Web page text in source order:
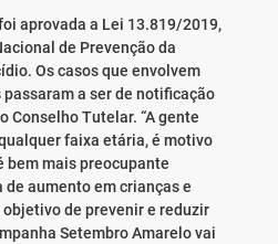
aprovada a Lei 13.819/2019,
de Prevenção da
Os casos que envolvem
a ser de notificação
Conselho Tutelar. “A gente
faixa etária, é motivo
bem mais preocupante
aumento em crianças e
de prevenir e reduzir
Setembro Amarelo vai